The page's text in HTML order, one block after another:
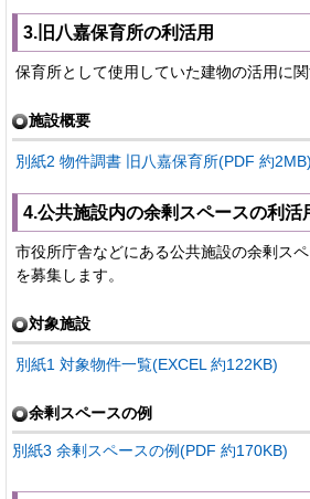
3.旧八嘉保育所の利活用
保育所として使用していた建物の活用に関
施設概要
別紙2 物件調書 旧八嘉保育所(PDF 約2MB)
4.公共施設内の余剰スペースの利活
市役所庁舎などにある公共施設の余剰ス
を募集します。
対象施設
別紙1 対象物件一覧(EXCEL 約122KB)
余剰スペースの例
別紙3 余剰スペースの例(PDF 約170KB)